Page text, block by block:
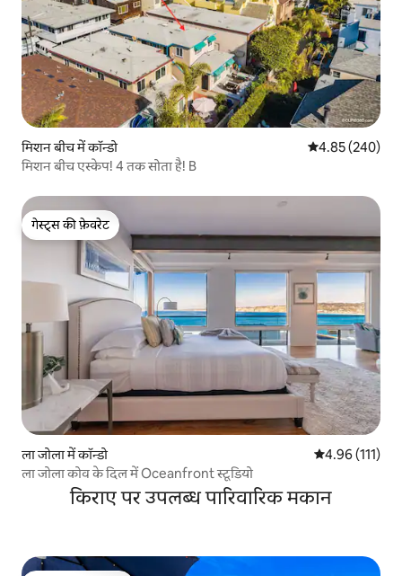
मिशन बीच में कॉन्डो औसत रेटिंग 5 में से
4.85 (240)
मिशन बीच एस्केप! 4 तक सोता है! B
गेस्ट्स की फ़ेवरेट
गेस्ट्स की फ़ेवरेट
ला जोला में कॉन्डो औसत रेटिंग 5 में से
4.96 (111)
ला जोला कोव के दिल में Oceanfront स्टूडियो
किराए पर उपलब्ध पारिवारिक मकान